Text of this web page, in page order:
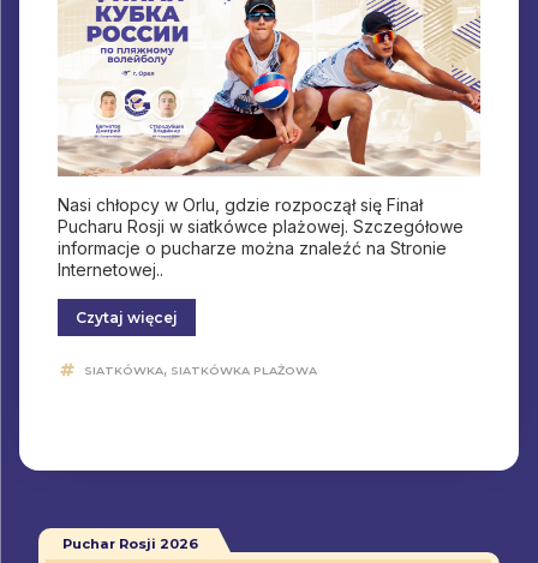
Nasi chłopcy w Orlu, gdzie rozpoczął się Finał
Pucharu Rosji w siatkówce plażowej. Szczegółowe
informacje o pucharze można znaleźć na Stronie
Internetowej..
Czytaj więcej
SIATKÓWKA, SIATKÓWKA PLAŻOWA
Puchar Rosji 2026